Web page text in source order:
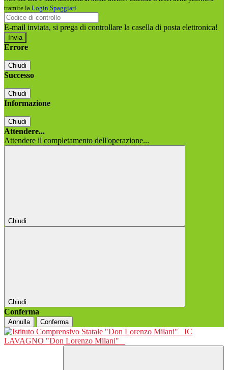
tramite la Login Spaggiari
E-mail inviata, si prega di controllare la casella di posta elettronica!
Errore
Chiudi
Successo
Chiudi
Informazione
Chiudi
Attendere...
Attendere il completamento dell'operazione...
Chiudi
Chiudi
Conferma
Annulla Conferma
IC
LAVAGNO "Don Lorenzo Milani"